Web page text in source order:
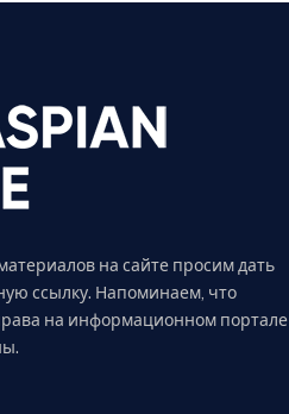
на сайте просим дать
ссылку. Напоминаем, что
на информационном портале